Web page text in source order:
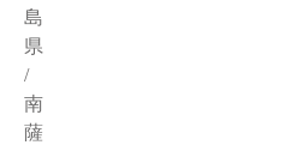
島
県
/
南
薩